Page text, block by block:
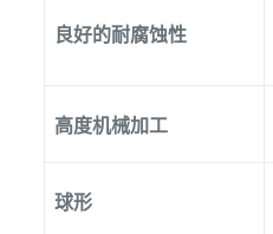
良好的耐腐蚀性
高度机械加工
球形